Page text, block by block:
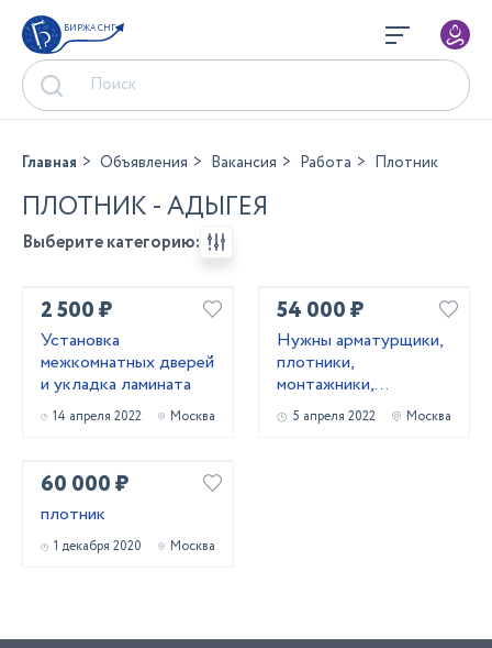
БИРЖА СНГ
Главная Объявления Вакансия Работа Плотник
ПЛОТНИК - АДЫГЕЯ
Выберите категорию:
2 500 ₽
Установка
межкомнатных дверей
и укладка ламината
14 апреля 2022 Москва
54 000 ₽
Нужны арматурщики,
плотники,
монтажники,
сварщики, бетонщики,
стропальщики,
5 апреля 2022 Москва
60 000 ₽
плотник
1 декабря 2020 Москва